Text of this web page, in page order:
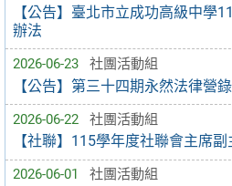
【公告】臺北市立成功高級中學
辦法
2026-06-23 社團活動組
【公告】第三十四期永然法律營
2026-06-22 社團活動組
【社聯】115學年度社聯會主席
2026-06-01 社團活動組